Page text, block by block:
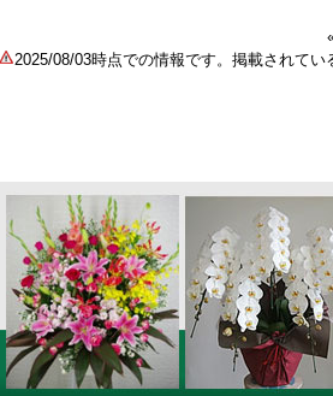
2025/08/03時点での情報です。掲載されてい